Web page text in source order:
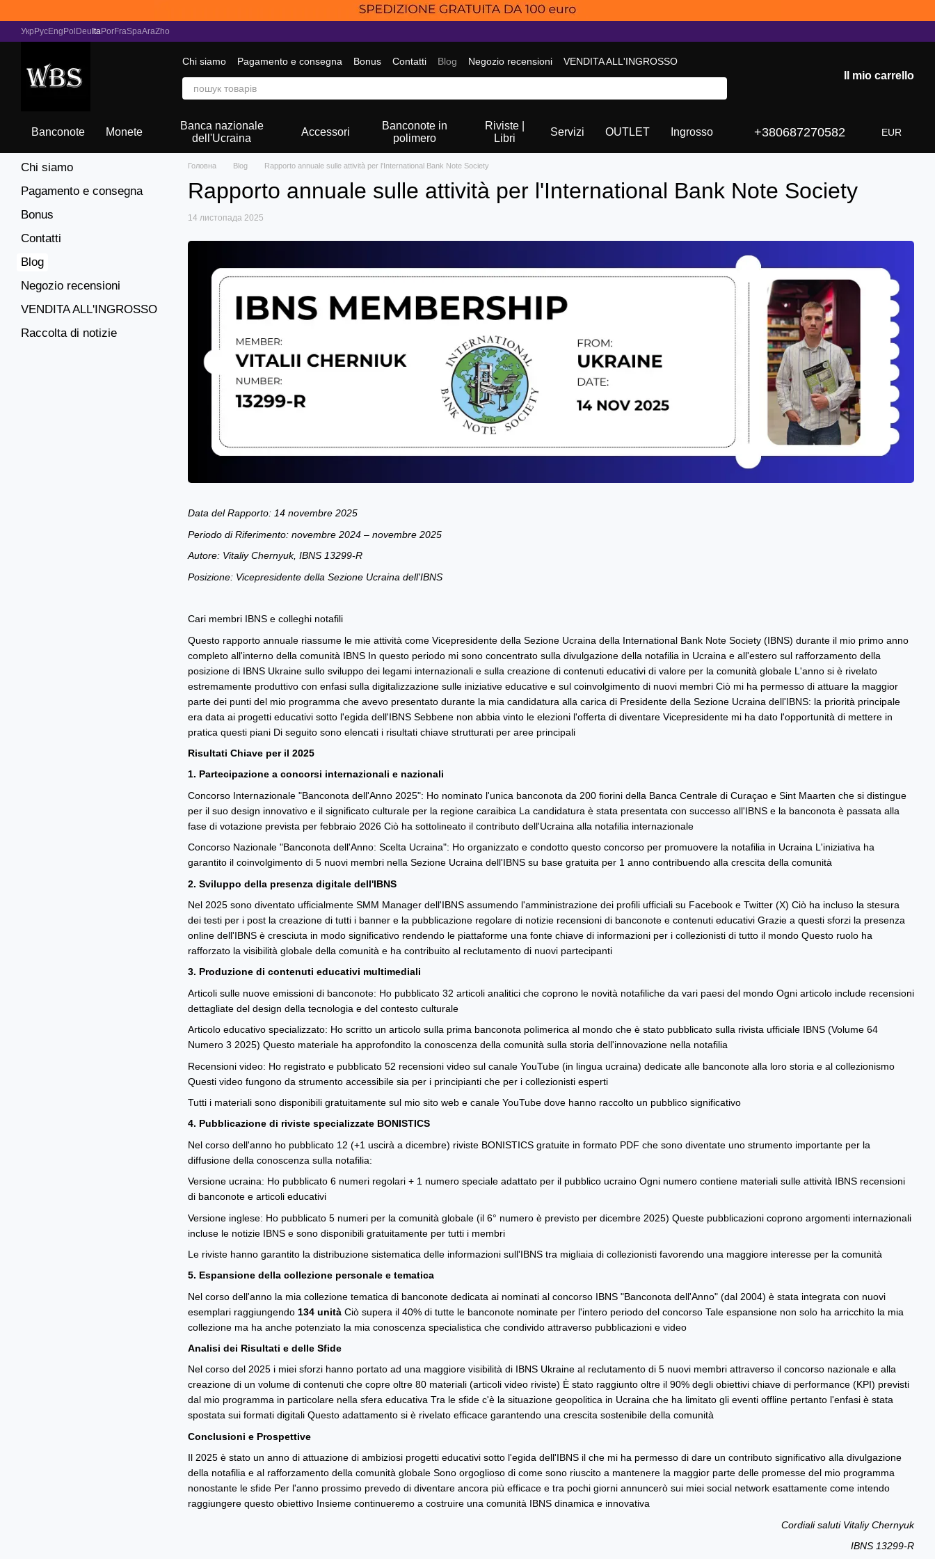
Укр РусEng Pol Deu ItaPorFraSpaAraZho
Chi siamo Pagamento e consegna Bonus Contatti Blog Negozio recensioni
VENDITA ALL'INGROSSO
Raccolta di notizie
Il mio carrello
Banconote Monete
Banca nazionale
dell'Ucraina
Accessori
Banconote in
polimero
Riviste |
Libri
Servizi OUTLET Ingrosso +380687270582 EUR
Головна Blog Rapporto annuale sulle attività per l'International Bank Note Society
Rapporto annuale sulle attività per l'International Bank Note Society
14 листопада 2025
Data del Rapporto: 14 novembre 2025
Periodo di Riferimento: novembre 2024 – novembre 2025
Autore: Vitaliy Chernyuk, IBNS 13299-R
Posizione: Vicepresidente della Sezione Ucraina dell'IBNS
Cari membri IBNS e colleghi notafili
Questo rapporto annuale riassume le mie attività come Vicepresidente della Sezione Ucraina della International Bank Note Society (IBNS) durante il mio primo anno
completo all'interno della comunità IBNS In questo periodo mi sono concentrato sulla divulgazione della notafilia in Ucraina e all'estero sul rafforzamento della
posizione di IBNS Ukraine sullo sviluppo dei legami internazionali e sulla creazione di contenuti educativi di valore per la comunità globale L'anno si è rivelato
estremamente produttivo con enfasi sulla digitalizzazione sulle iniziative educative e sul coinvolgimento di nuovi membri Ciò mi ha permesso di attuare la maggior
parte dei punti del mio programma che avevo presentato durante la mia candidatura alla carica di Presidente della Sezione Ucraina dell'IBNS: la priorità principale
era data ai progetti educativi sotto l'egida dell'IBNS Sebbene non abbia vinto le elezioni l'offerta di diventare Vicepresidente mi ha dato l'opportunità di mettere in
pratica questi piani Di seguito sono elencati i risultati chiave strutturati per aree principali
Risultati Chiave per il 2025
1. Partecipazione a concorsi internazionali e nazionali
Concorso Internazionale "Banconota dell'Anno 2025": Ho nominato l'unica banconota da 200 fiorini della Banca Centrale di Curaçao e Sint Maarten che si distingue
per il suo design innovativo e il significato culturale per la regione caraibica La candidatura è stata presentata con successo all'IBNS e la banconota è passata alla
fase di votazione prevista per febbraio 2026 Ciò ha sottolineato il contributo dell'Ucraina alla notafilia internazionale
Concorso Nazionale "Banconota dell'Anno: Scelta Ucraina": Ho organizzato e condotto questo concorso per promuovere la notafilia in Ucraina L'iniziativa ha
garantito il coinvolgimento di 5 nuovi membri nella Sezione Ucraina dell'IBNS su base gratuita per 1 anno contribuendo alla crescita della comunità
2. Sviluppo della presenza digitale dell'IBNS
Nel 2025 sono diventato ufficialmente SMM Manager dell'IBNS assumendo l'amministrazione dei profili ufficiali su Facebook e Twitter (X) Ciò ha incluso la stesura
dei testi per i post la creazione di tutti i banner e la pubblicazione regolare di notizie recensioni di banconote e contenuti educativi Grazie a questi sforzi la presenza
online dell'IBNS è cresciuta in modo significativo rendendo le piattaforme una fonte chiave di informazioni per i collezionisti di tutto il mondo Questo ruolo ha
rafforzato la visibilità globale della comunità e ha contribuito al reclutamento di nuovi partecipanti
3. Produzione di contenuti educativi multimediali
Articoli sulle nuove emissioni di banconote: Ho pubblicato 32 articoli analitici che coprono le novità notafiliche da vari paesi del mondo Ogni articolo include recensioni
dettagliate del design della tecnologia e del contesto culturale
Articolo educativo specializzato: Ho scritto un articolo sulla prima banconota polimerica al mondo che è stato pubblicato sulla rivista ufficiale IBNS (Volume 64
Numero 3 2025) Questo materiale ha approfondito la conoscenza della comunità sulla storia dell'innovazione nella notafilia
Recensioni video: Ho registrato e pubblicato 52 recensioni video sul canale YouTube (in lingua ucraina) dedicate alle banconote alla loro storia e al collezionismo
Questi video fungono da strumento accessibile sia per i principianti che per i collezionisti esperti
Tutti i materiali sono disponibili gratuitamente sul mio sito web e canale YouTube dove hanno raccolto un pubblico significativo
4. Pubblicazione di riviste specializzate BONISTICS
Nel corso dell'anno ho pubblicato 12 (+1 uscirà a dicembre) riviste BONISTICS gratuite in formato PDF che sono diventate uno strumento importante per la
diffusione della conoscenza sulla notafilia:
Versione ucraina: Ho pubblicato 6 numeri regolari + 1 numero speciale adattato per il pubblico ucraino Ogni numero contiene materiali sulle attività IBNS recensioni
di banconote e articoli educativi
Versione inglese: Ho pubblicato 5 numeri per la comunità globale (il 6° numero è previsto per dicembre 2025) Queste pubblicazioni coprono argomenti internazionali
incluse le notizie IBNS e sono disponibili gratuitamente per tutti i membri
Le riviste hanno garantito la distribuzione sistematica delle informazioni sull'IBNS tra migliaia di collezionisti favorendo una maggiore interesse per la comunità
5. Espansione della collezione personale e tematica
Nel corso dell'anno la mia collezione tematica di banconote dedicata ai nominati al concorso IBNS "Banconota dell'Anno" (dal 2004) è stata integrata con nuovi
esemplari raggiungendo 134 unità Ciò supera il 40% di tutte le banconote nominate per l'intero periodo del concorso Tale espansione non solo ha arricchito la mia
collezione ma ha anche potenziato la mia conoscenza specialistica che condivido attraverso pubblicazioni e video
Analisi dei Risultati e delle Sfide
Nel corso del 2025 i miei sforzi hanno portato ad una maggiore visibilità di IBNS Ukraine al reclutamento di 5 nuovi membri attraverso il concorso nazionale e alla
creazione di un volume di contenuti che copre oltre 80 materiali (articoli video riviste) È stato raggiunto oltre il 90% degli obiettivi chiave di performance (KPI) previsti
dal mio programma in particolare nella sfera educativa Tra le sfide c'è la situazione geopolitica in Ucraina che ha limitato gli eventi offline pertanto l'enfasi è stata
spostata sui formati digitali Questo adattamento si è rivelato efficace garantendo una crescita sostenibile della comunità
Conclusioni e Prospettive
Il 2025 è stato un anno di attuazione di ambiziosi progetti educativi sotto l'egida dell'IBNS il che mi ha permesso di dare un contributo significativo alla divulgazione
della notafilia e al rafforzamento della comunità globale Sono orgoglioso di come sono riuscito a mantenere la maggior parte delle promesse del mio programma
nonostante le sfide Per l'anno prossimo prevedo di diventare ancora più efficace e tra pochi giorni annuncerò sui miei social network esattamente come intendo
raggiungere questo obiettivo Insieme continueremo a costruire una comunità IBNS dinamica e innovativa
Cordiali saluti Vitaliy Chernyuk
IBNS 13299-R
Chi siamo
Pagamento e consegna
Bonus
Contatti
Blog
Negozio recensioni
VENDITA ALL'INGROSSO
Raccolta di notizie